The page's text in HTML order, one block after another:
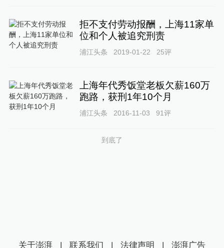
拒不支付劳动报酬，上海11家单
位和个人被追究刑责
浦江头条 2019-01-22 25评
上海年代秀饭堂老板欠薪160万
跑路，获刑1年10个月
浦江头条 2016-11-03 91评
到底了
关于澎湃 | 联系我们 | 法律声明 | 澎湃广告